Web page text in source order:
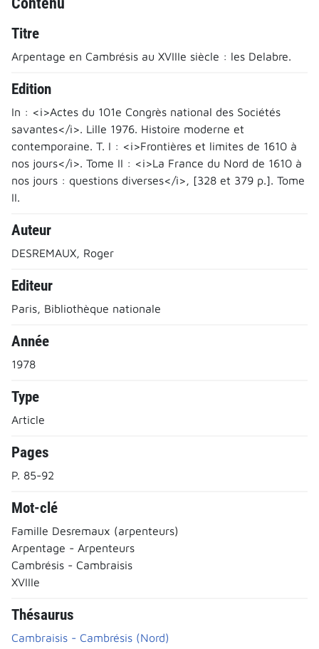
Titre
Arpentage en Cambrésis au XVIIIe siècle : les Delabre.
Edition
In : <i>Actes du 101e Congrès national des Sociétés
savantes</i>. Lille 1976. Histoire moderne et
contemporaine. T. I : <i>Frontières et limites de 1610 à
nos jours</i>. Tome II : <i>La France du Nord de 1610 à
nos jours : questions diverses</i>, [328 et 379 p.]. Tome
II.
Auteur
DESREMAUX, Roger
Editeur
Paris, Bibliothèque nationale
Année
1978
Type
Article
Pages
P. 85-92
Mot-clé
Famille Desremaux (arpenteurs)
Arpentage - Arpenteurs
Cambrésis - Cambraisis
XVIIIe
Thésaurus
Cambraisis - Cambrésis (Nord)